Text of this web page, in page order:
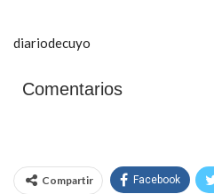
diariodecuyo
Comentarios
Compartir Facebook